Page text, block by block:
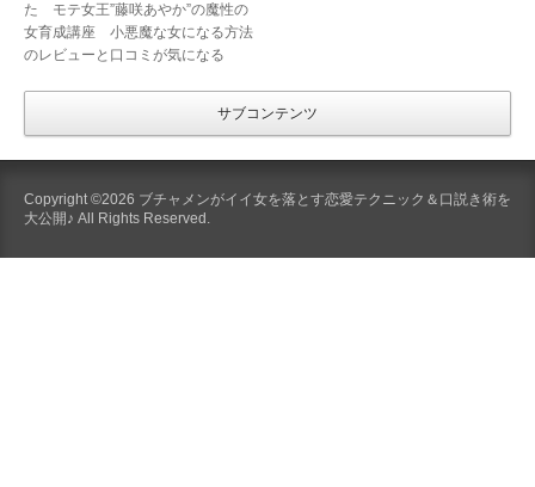
た モテ女王”藤咲あやか”の魔性の
女育成講座 小悪魔な女になる方法
のレビューと口コミが気になる
サブコンテンツ
Copyright ©2026 ブチャメンがイイ女を落とす恋愛テクニック＆口説き術を
大公開♪ All Rights Reserved.